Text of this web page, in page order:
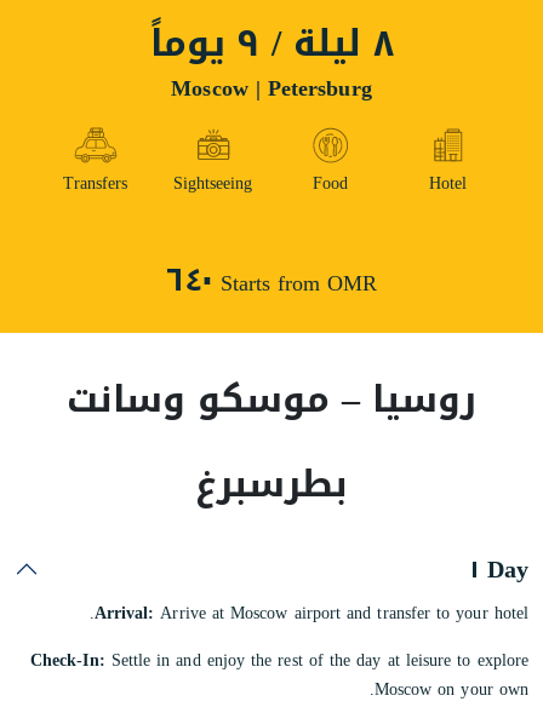
٨ ليلة / ٩ يوماً
Moscow | Petersburg
Hotel
Food
Sightseeing
Transfers
Starts from OMR ٦٤٠
روسيا – موسكو وسانت
بطرسبرغ
Day ١
Arrival: Arrive at Moscow airport and transfer to your hotel.
Check-In: Settle in and enjoy the rest of the day at leisure to explore
Moscow on your own.